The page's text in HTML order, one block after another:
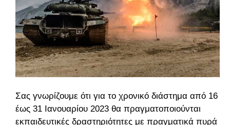
Σας γνωρίζουμε ότι για το χρονικό διάστημα από 16
έως 31 Ιανουαρίου 2023 θα πραγματοποιούνται
εκπαιδευτικές δραστηριότητες με πραγματικά πυρά